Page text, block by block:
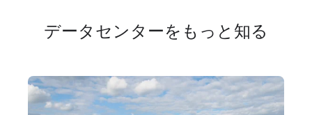
データセンターを​もっと​知る